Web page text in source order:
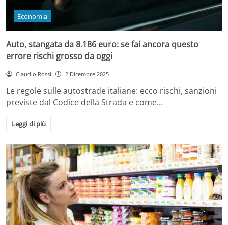
Economia
Auto, stangata da 8.186 euro: se fai ancora questo
errore rischi grosso da oggi
Claudio Rossi 2 Dicembre 2025
Le regole sulle autostrade italiane: ecco rischi, sanzioni
previste dal Codice della Strada e come…
Leggi di più